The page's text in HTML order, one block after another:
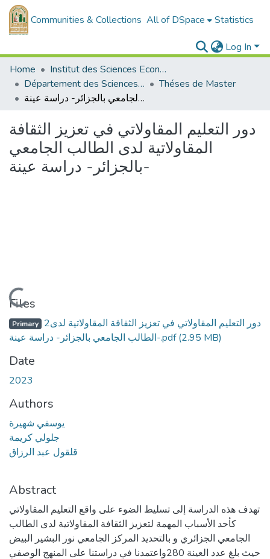
Communities & Collections All of DSpace Statistics
Log In
Home
Institut des Sciences Economiques, Commerciales et des Sciences de Gestion
Département des Sciences de Gestion
Théses de Master
دور التعليم المقاولاتي في تعزيز الثقافة المقاولاتية لدى الطالب الجامعي بالجزائر- دراسة عينة-
دور التعليم المقاولاتي في تعزيز الثقافة
المقاولاتية لدى الطالب الجامعي
بالجزائر- دراسة عينة-
Loading...
Files
Primary 2دور التعليم المقاولاتي في تعزيز الثقافة المقاولاتية لدى
الطالب الجامعي بالجزائر- دراسة عينة-.pdf(2.95 MB)
Date
2023
Authors
يوسفي شهيرة
جلولي كريمة
قلقول عبد الرزاق
Abstract
تهدف هذه الدراسة إلى تسليط الضوء على واقع التعليم المقاولاتي
كأحد الأسباب المهمة لتعزيز الثقافة المقاولاتية لدى الطالب
الجامعي الجزائري و بالتحديد المركز الجامعي نور البشير البيض
حيث بلغ عدد العينة 280واعتمدنا في دراستنا على المنهج الوصفي